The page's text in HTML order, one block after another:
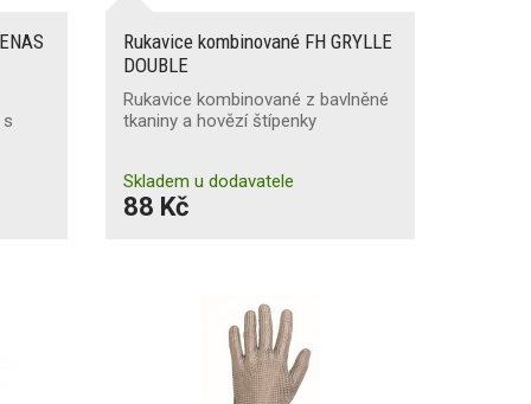
s
Rukavice kombinované FH GRYLLE
DOUBLE
Rukavice kombinované z bavlněné
tkaniny a hovězí štípenky
Skladem u dodavatele
88 Kč